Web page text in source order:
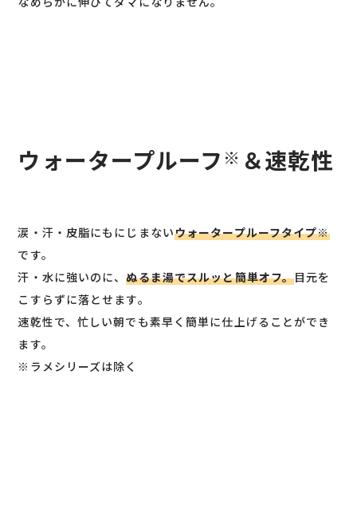
ウォータープルーフ ※ ＆速乾性
涙・汗・皮脂にもにじまないウォータープルーフタイプ※
です。
汗・水に強いのに、ぬるま湯でスルッと簡単オフ。目元を
こすらずに落とせます。
速乾性で、忙しい朝でも素早く簡単に仕上げることができ
ます。
※ラメシリーズは除く